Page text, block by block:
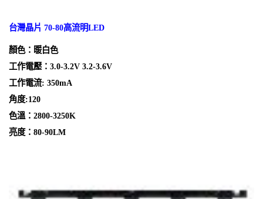
台灣晶片 70-80高流明LED
顏色：暖白色
工作電壓：3.0-3.2V 3.2-3.6V
工作電流: 350mA
角度:120
色溫：2800-3250K
亮度：80-90LM